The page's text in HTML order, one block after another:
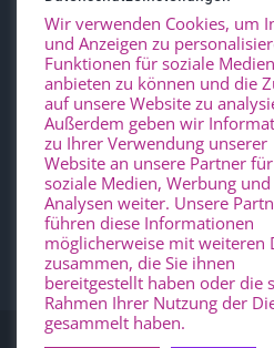
Wir verwenden Cookies, um
und Anzeigen zu
Funktionen für soziale Medien
anbieten zu können und die
auf unsere Website zu
Außerdem geben wir
zu Ihrer Verwendung unserer
Website an unsere Partner für
soziale Medien, Werbung und
Analysen weiter. Unsere
führen diese Informationen
möglicherweise mit weiteren
zusammen, die Sie ihnen
bereitgestellt haben oder die
Rahmen Ihrer Nutzung der
gesammelt haben.